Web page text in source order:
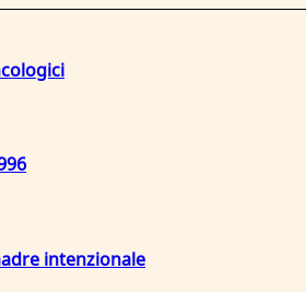
intenzionale